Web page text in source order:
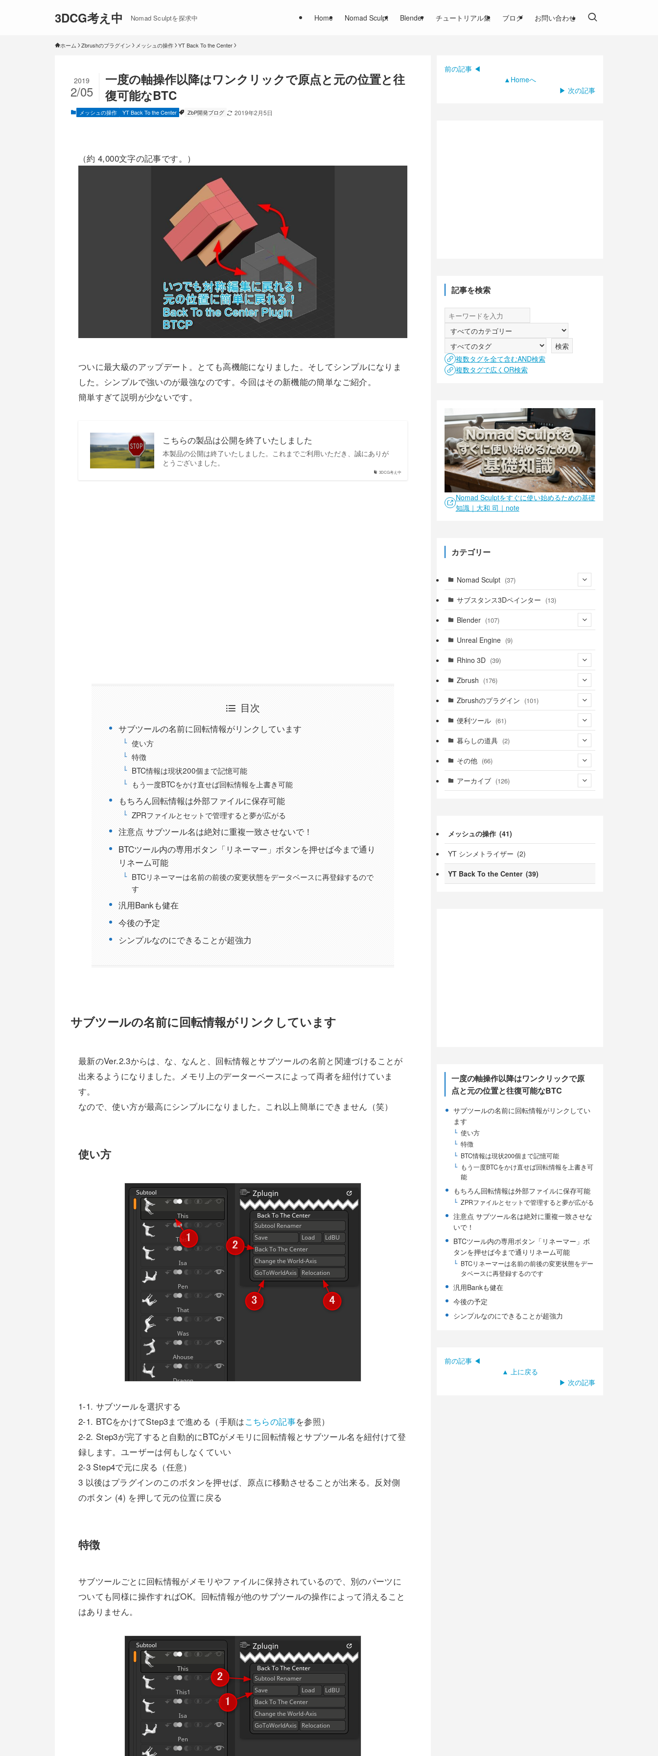
3DCG考え中 Nomad Sculptを探求中 Home Nomad Sculpt Blender チュートリアル集 ブログ お問い合わせ
ホーム Zbrushのプラグイン メッシュの操作 YT Back To the Center
一度の軸操作以降はワンクリックで原点と元の位置と往
復可能なBTC
2019
2/05
メッシュの操作 YT Back To the Center ZbP開発ブログ 2019年2月5日
（約 4,000文字の記事です。）
ついに最大級のアップデート。とても高機能になりました。そしてシンプルになりま
した。シンプルで強いのが最強なのです。今回はその新機能の簡単なご紹介。
簡単すぎて説明が少ないです。
3DCG考え中
こちらの製品は公開を終了いたしました
本製品の公開は終了いたしました。これまでご利用いただき、誠にありが
とうございました。
目次
サブツールの名前に回転情報がリンクしています
使い方
特徴
BTC情報は現状200個まで記憶可能
もう一度BTCをかけ直せば回転情報を上書き可能
もちろん回転情報は外部ファイルに保存可能
ZPRファイルとセットで管理すると夢が広がる
注意点 サブツール名は絶対に重複一致させないで！
BTCツール内の専用ボタン「リネーマー」ボタンを押せば今まで通り
リネーム可能
BTCリネーマーは名前の前後の変更状態をデータベースに再登録するので
す
汎用Bankも健在
今後の予定
シンプルなのにできることが超強力
サブツールの名前に回転情報がリンクしています
最新のVer.2.3からは、な、なんと、回転情報とサブツールの名前と関連づけることが
出来るようになりました。メモリ上のデーターベースによって両者を紐付けていま
す。
なので、使い方が最高にシンプルになりました。これ以上簡単にできません（笑）
使い方
1-1. サブツールを選択する
2-1. BTCをかけてStep3まで進める（手順はこちらの記事を参照）
2-2. Step3が完了すると自動的にBTCがメモリに回転情報とサブツール名を紐付けて登
録します。ユーザーは何もしなくていい
2-3 Step4で元に戻る（任意）
3 以後はプラグインのこのボタンを押せば、原点に移動させることが出来る。反対側
のボタン (4) を押して元の位置に戻る
特徴
サブツールごとに回転情報がメモリやファイルに保持されているので、別のパーツに
ついても同様に操作すればOK。回転情報が他のサブツールの操作によって消えること
はありません。
前の記事 ◀
▲Homeへ
▶ 次の記事
記事を検索
複数タグを全て含むAND検索
複数タグで広くOR検索
Nomad Sculptをすぐに使い始めるための基礎
知識｜大和 司｜note
カテゴリー
Nomad Sculpt (37)
(9)
(6)
(4)
(3)
(1)
(8)
(5)
サブスタンス3Dペインター (13)
Blender (107)
(18)
(4)(39)
Unreal Engine (9)
Rhino 3D (39)
(34)
Zbrush (176)
(94)
(14)
(18)
(21)
(18)
(76)
(6)
Zbrushのプラグイン (101)
(3)
(41)
(3)
(1)
(2)
(9)
(13)
便利ツール (61)
(39)
(2)
(1)
暮らしの道具 (2)
その他 (66)
(7)
(15)
(3)
アーカイブ (126)
(7)
(19)
(3)
(3)
(7)
(7)
(7)
メッシュの操作 (41)
YT シンメトライザー (2)
YT Back To the Center (39)
一度の軸操作以降はワンクリックで原
点と元の位置と往復可能なBTC
サブツールの名前に回転情報がリンクしてい
ます
使い方
特徴
BTC情報は現状200個まで記憶可能
もう一度BTCをかけ直せば回転情報を上書き可
能
もちろん回転情報は外部ファイルに保存可能
ZPRファイルとセットで管理すると夢が広がる
注意点 サブツール名は絶対に重複一致させな
いで！
BTCツール内の専用ボタン「リネーマー」ボ
タンを押せば今まで通りリネーム可能
BTCリネーマーは名前の前後の変更状態をデー
タベースに再登録するのです
汎用Bankも健在
今後の予定
シンプルなのにできることが超強力
前の記事 ◀
▲ 上に戻る
▶ 次の記事